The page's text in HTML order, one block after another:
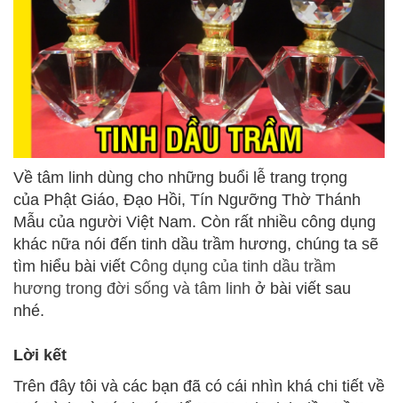
Về tâm linh dùng cho những buổi lễ trang trọng
của Phật Giáo, Đạo Hồi, Tín Ngưỡng Thờ Thánh
Mẫu của người Việt Nam. Còn rất nhiều công dụng
khác nữa nói đến tinh dầu trầm hương, chúng ta sẽ
tìm hiểu bài viết Công dụng của tinh dầu trầm
hương trong đời sống và tâm linh ở bài viết sau
nhé.
Lời kết
Trên đây tôi và các bạn đã có cái nhìn khá chi tiết về